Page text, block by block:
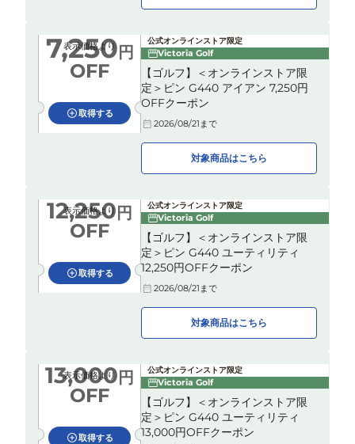
表示価格より
7,250 円
OFF
取得する
公式オンラインストア限定
Victoria Golf
【ゴルフ】＜オンラインストア限
定＞ピン G440 アイアン 7,250円
OFFクーポン
2026/08/21 まで
対象商品はこちら
表示価格より
12,250 円
OFF
取得する
公式オンラインストア限定
Victoria Golf
【ゴルフ】＜オンラインストア限
定＞ピン G440 ユーティリティ
12,250円OFFクーポン
2026/08/21 まで
対象商品はこちら
表示価格より
13,000 円
OFF
取得する
公式オンラインストア限定
Victoria Golf
【ゴルフ】＜オンラインストア限
定＞ピン G440 ユーティリティ
13,000円OFFクーポン